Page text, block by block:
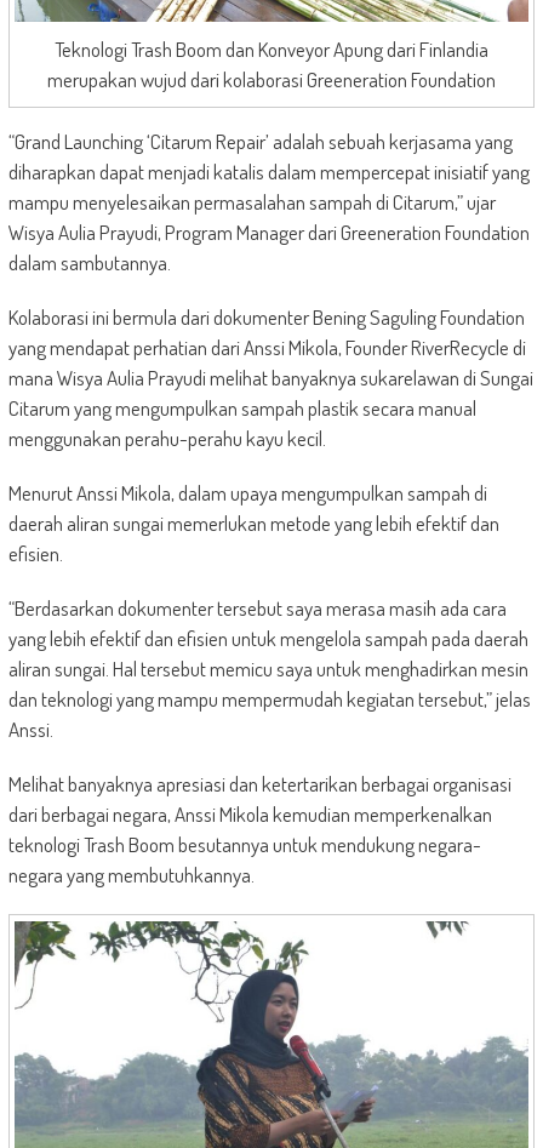
Teknologi Trash Boom dan Konveyor Apung dari Finlandia
merupakan wujud dari kolaborasi Greeneration Foundation
“Grand Launching ‘Citarum Repair’ adalah sebuah kerjasama yang
diharapkan dapat menjadi katalis dalam mempercepat inisiatif yang
mampu menyelesaikan permasalahan sampah di Citarum,” ujar
Wisya Aulia Prayudi, Program Manager dari Greeneration Foundation
dalam sambutannya.
Kolaborasi ini bermula dari dokumenter Bening Saguling Foundation
yang mendapat perhatian dari Anssi Mikola, Founder RiverRecycle di
mana Wisya Aulia Prayudi melihat banyaknya sukarelawan di Sungai
Citarum yang mengumpulkan sampah plastik secara manual
menggunakan perahu-perahu kayu kecil.
Menurut Anssi Mikola, dalam upaya mengumpulkan sampah di
daerah aliran sungai memerlukan metode yang lebih efektif dan
efisien.
“Berdasarkan dokumenter tersebut saya merasa masih ada cara
yang lebih efektif dan efisien untuk mengelola sampah pada daerah
aliran sungai. Hal tersebut memicu saya untuk menghadirkan mesin
dan teknologi yang mampu mempermudah kegiatan tersebut,” jelas
Anssi.
Melihat banyaknya apresiasi dan ketertarikan berbagai organisasi
dari berbagai negara, Anssi Mikola kemudian memperkenalkan
teknologi Trash Boom besutannya untuk mendukung negara-
negara yang membutuhkannya.